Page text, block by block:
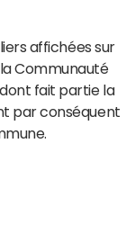
affichées sur
Communauté
fait partie la
par conséquent